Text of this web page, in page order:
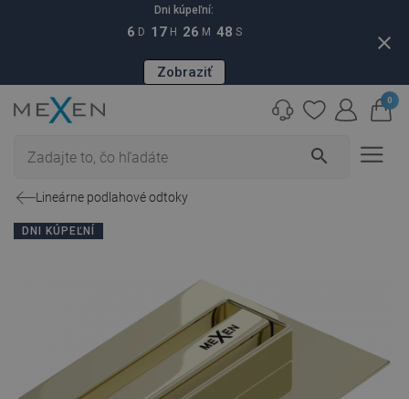
Dni kúpeľní:
6 D 17 H 26 M 47 S
Zobraziť
close
search
0
Lineárne podlahové odtoky
DNI KÚPEĽNÍ